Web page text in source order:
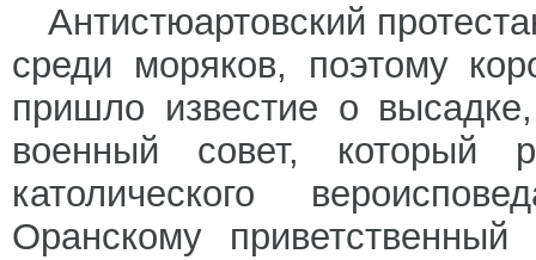
Антистюартовский
среди моряков, поэтому
пришло известие о
военный совет, который
католического
Оранскому